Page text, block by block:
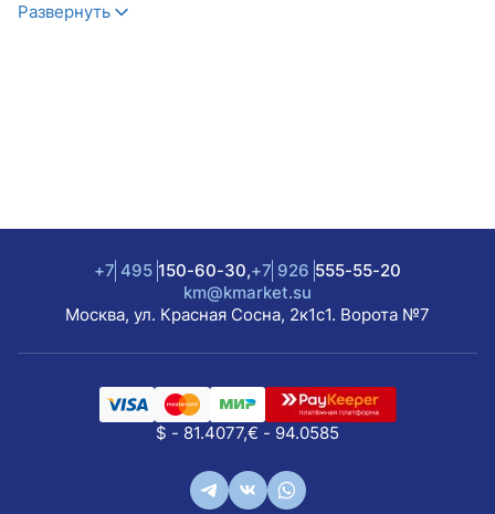
Развернуть
+7 495 150-60-30,+7 926 555-55-20
km@kmarket.su
Москва, ул. Красная Сосна, 2к1с1. Ворота №7
$ - 81.4077,€ - 94.0585